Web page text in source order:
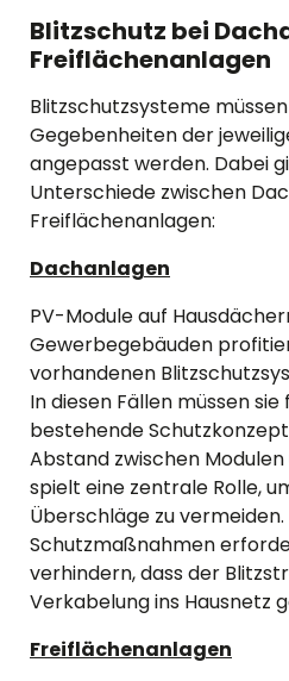
Blitzschutz bei
Freiflächenanlagen
Blitzschutzsysteme
Gegebenheiten der
angepasst werden. Dabei
Unterschiede zwischen
Freiflächenanlagen:
Dachanlagen
PV-Module auf
Gewerbegebäuden
vorhandenen
In diesen Fällen müssen
bestehende
Abstand zwischen
spielt eine zentrale Rolle,
Überschläge zu
Schutzmaßnahmen
verhindern, dass der
Verkabelung ins Hausnetz
Freiflächenanlagen